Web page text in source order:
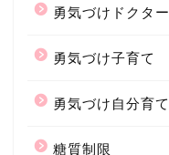
勇気づけドクター
勇気づけ子育て
勇気づけ自分育て
糖質制限